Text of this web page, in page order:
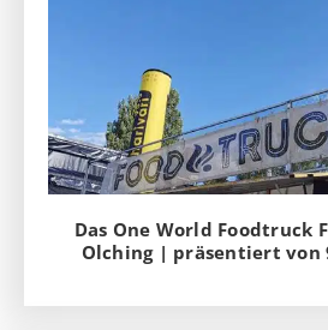
Das One World Foodtruck
Olching | präsentiert von